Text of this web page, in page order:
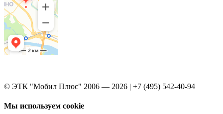
© ЭТК "Мобил Плюс" 2006 — 2026 | +7 (495) 542-40-94
Мы используем cookie